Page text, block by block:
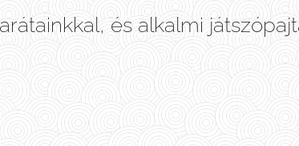
és alkalmi